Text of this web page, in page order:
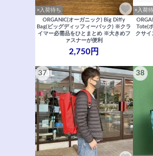
×入荷待ち
ORGANIC(オーガニック) Big Diffy
Bag(ビッグディッフィーバック) ※クラ
イマー必需品をひとまとめ ※大きめフ
ァスナーが便利
2,750円
×入荷
Tote(
クサ
37 38